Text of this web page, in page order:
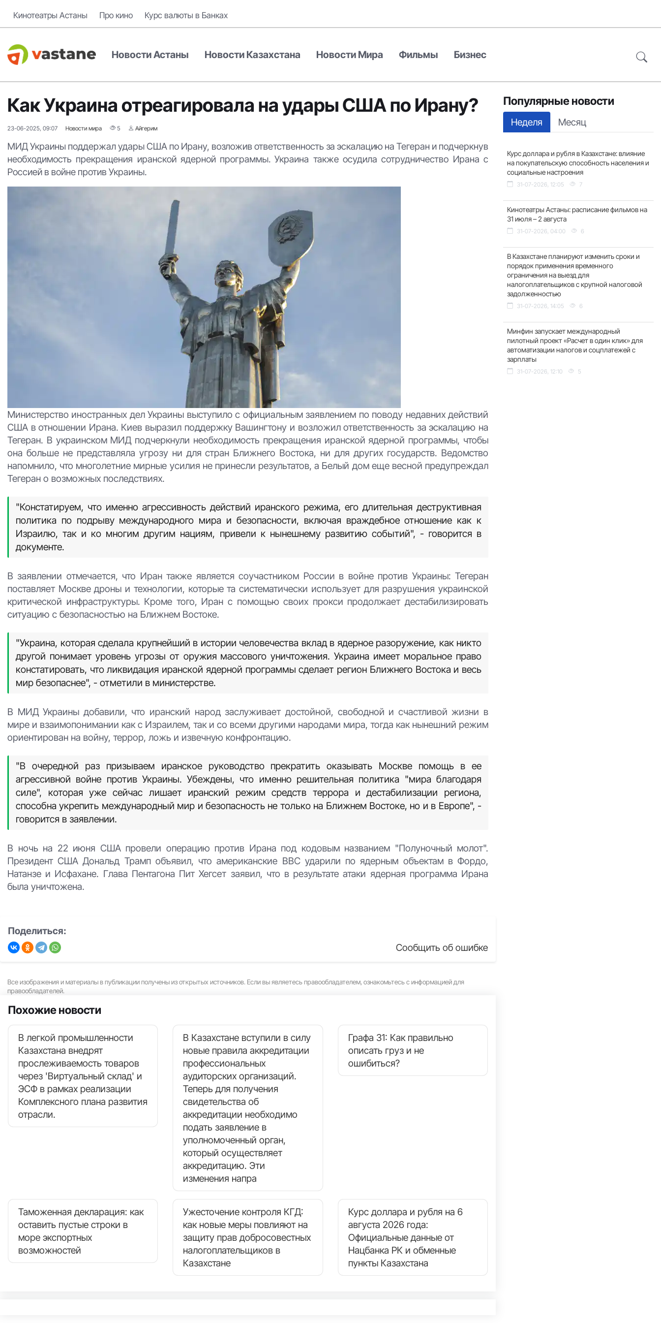
Кинотеатры Астаны Про кино Курс валюты в Банках
Новости Астаны Новости Казахстана Новости Мира Фильмы Бизнес
Как Украина отреагировала на удары США по Ирану?
23-06-2025, 09:07 Новости мира 5 Айгерим
МИД Украины поддержал удары США по Ирану, возложив ответственность за эскалацию на Тегеран и подчеркнув
необходимость прекращения иранской ядерной программы. Украина также осудила сотрудничество Ирана с
Россией в войне против Украины.
Министерство иностранных дел Украины выступило с официальным заявлением по поводу недавних действий
США в отношении Ирана. Киев выразил поддержку Вашингтону и возложил ответственность за эскалацию на
Тегеран. В украинском МИД подчеркнули необходимость прекращения иранской ядерной программы, чтобы
она больше не представляла угрозу ни для стран Ближнего Востока, ни для других государств. Ведомство
напомнило, что многолетние мирные усилия не принесли результатов, а Белый дом еще весной предупреждал
Тегеран о возможных последствиях.
"Констатируем, что именно агрессивность действий иранского режима, его длительная деструктивная
политика по подрыву международного мира и безопасности, включая враждебное отношение как к
Израилю, так и ко многим другим нациям, привели к нынешнему развитию событий", - говорится в
документе.
В заявлении отмечается, что Иран также является соучастником России в войне против Украины: Тегеран
поставляет Москве дроны и технологии, которые та систематически использует для разрушения украинской
критической инфраструктуры. Кроме того, Иран с помощью своих прокси продолжает дестабилизировать
ситуацию с безопасностью на Ближнем Востоке.
"Украина, которая сделала крупнейший в истории человечества вклад в ядерное разоружение, как никто
другой понимает уровень угрозы от оружия массового уничтожения. Украина имеет моральное право
констатировать, что ликвидация иранской ядерной программы сделает регион Ближнего Востока и весь
мир безопаснее", - отметили в министерстве.
В МИД Украины добавили, что иранский народ заслуживает достойной, свободной и счастливой жизни в
мире и взаимопонимании как с Израилем, так и со всеми другими народами мира, тогда как нынешний режим
ориентирован на войну, террор, ложь и извечную конфронтацию.
"В очередной раз призываем иранское руководство прекратить оказывать Москве помощь в ее
агрессивной войне против Украины. Убеждены, что именно решительная политика "мира благодаря
силе", которая уже сейчас лишает иранский режим средств террора и дестабилизации региона,
способна укрепить международный мир и безопасность не только на Ближнем Востоке, но и в Европе", -
говорится в заявлении.
В ночь на 22 июня США провели операцию против Ирана под кодовым названием "Полуночный молот".
Президент США Дональд Трамп объявил, что американские ВВС ударили по ядерным объектам в Фордо,
Натанзе и Исфахане. Глава Пентагона Пит Хегсет заявил, что в результате атаки ядерная программа Ирана
была уничтожена.
Поделиться:
Сообщить об ошибке
Все изображения и материалы в публикации получены из открытых источников. Если вы являетесь правообладателем, ознакомьтесь с информацией для
правообладателей.
Похожие новости
В легкой промышленности
Казахстана внедрят
прослеживаемость товаров
через 'Виртуальный склад' и
ЭСФ в рамках реализации
Комплексного плана развития
отрасли.
В Казахстане вступили в силу
новые правила аккредитации
профессиональных
аудиторских организаций.
Теперь для получения
свидетельства об
аккредитации необходимо
подать заявление в
уполномоченный орган,
который осуществляет
аккредитацию. Эти
изменения напра
Графа 31: Как правильно
описать груз и не
ошибиться?
Таможенная декларация: как
оставить пустые строки в
море экспортных
возможностей
Ужесточение контроля КГД:
как новые меры повлияют на
защиту прав добросовестных
налогоплательщиков в
Казахстане
Курс доллара и рубля на 6
августа 2026 года:
Официальные данные от
Нацбанка РК и обменные
пункты Казахстана
Популярные новости
Неделя Месяц
Курс доллара и рубля в Казахстане: влияние
на покупательскую способность населения и
социальные настроения
31-07-2026, 12:05 7
Кинотеатры Астаны: расписание фильмов на
31 июля – 2 августа
31-07-2026, 04:00 6
В Казахстане планируют изменить сроки и
порядок применения временного
ограничения на выезд для
налогоплательщиков с крупной налоговой
задолженностью
31-07-2026, 14:05 6
Минфин запускает международный
пилотный проект «Расчет в один клик» для
автоматизации налогов и соцплатежей с
зарплаты
31-07-2026, 12:10 5